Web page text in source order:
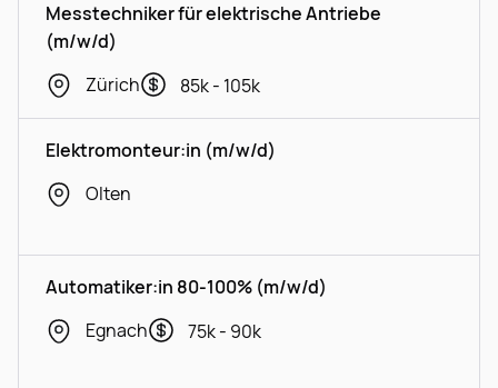
Messtechniker für elektrische Antriebe
(m/w/d)
Zürich
85k - 105k
Elektromonteur:in (m/w/d)
Olten
Automatiker:in 80-100% (m/w/d)
Egnach
75k - 90k